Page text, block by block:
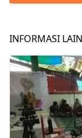
INFORMASI